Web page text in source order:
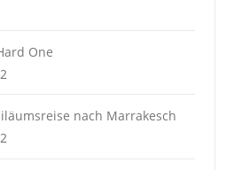
One
nach Marrakesch